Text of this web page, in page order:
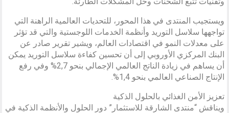
ويستجيب المنتدى في هذا المحور، للتحديات العالمية الراهنة التي
تواجهها سلاسل التوريد وأنظمة الخدمات اللوجستية والتي قد تؤثر
على معدلات النمو في اقتصادات العالم، ويشير تقرير صادر عن
البنك المركزي الأوروبي إلى أن تحسين كفاءة سلاسل التوريد يمكن
أن يساهم في زيادة الناتج العالمي الإجمالي بنحو 2,7% وفي رفع
الإنتاج الصناعي العالمي بنحو 1,4%.
تعزيز الأمن الغذائي بالحلول الذكية
ويناقش “منتدى الشارقة للاستثمار” دور الحلول والأنظمة الذكية في